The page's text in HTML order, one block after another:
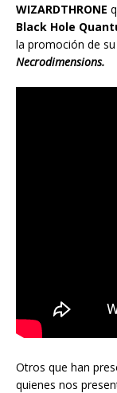
WIZARDTHRONE
Black Hole
la promoción de
Necrodimensions.
Otros que han
quienes nos